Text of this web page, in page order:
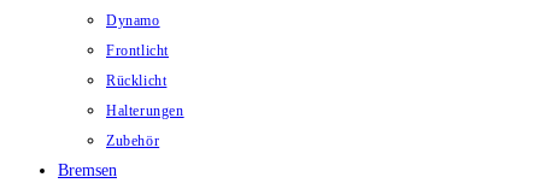
Dynamo
Frontlicht
Rücklicht
Halterungen
Zubehör
Bremsen